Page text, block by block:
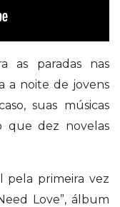
as paradas nas
a noite de jovens
suas músicas
que dez novelas
pela primeira vez
Love”, álbum